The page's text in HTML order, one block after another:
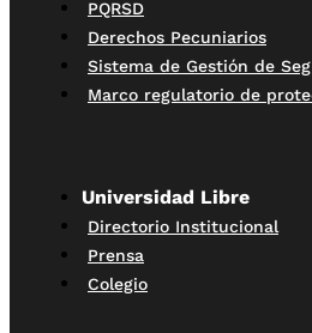
PQRSD
Derechos Pecuniarios
Sistema de Gestión de
Marco regulatorio de
Universidad Libre
Directorio Institucional
Prensa
Colegio